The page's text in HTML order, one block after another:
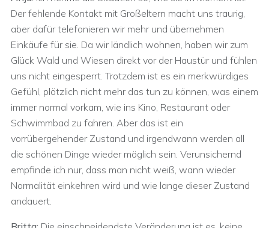
Der fehlende Kontakt mit Großeltern macht uns traurig,
aber dafür telefonieren wir mehr und übernehmen
Einkäufe für sie. Da wir ländlich wohnen, haben wir zum
Glück Wald und Wiesen direkt vor der Haustür und fühlen
uns nicht eingesperrt. Trotzdem ist es ein merkwürdiges
Gefühl, plötzlich nicht mehr das tun zu können, was einem
immer normal vorkam, wie ins Kino, Restaurant oder
Schwimmbad zu fahren. Aber das ist ein
vorrübergehender Zustand und irgendwann werden all
die schönen Dinge wieder möglich sein. Verunsichernd
empfinde ich nur, dass man nicht weiß, wann wieder
Normalität einkehren wird und wie lange dieser Zustand
andauert.